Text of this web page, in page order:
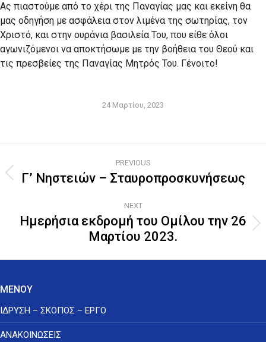
Ας πιαστούμε από το χέρι της Παναγίας μας και εκείνη θα
μας οδηγήση με ασφάλεια στον λιμένα της σωτηρίας, τον
Χριστό, και στην ουράνια βασιλεία Του, που είθε όλοι
αγωνιζόμενοι να αποκτήσωμε με την βοήθεια του Θεού και
τις πρεσβείες της Παναγίας Μητρός Του. Γένοιτο!
24 Μαρτίου, 2023
navigation
PREVIOUS
Previous
Γ’ Νηστειών – Σταυροπροσκυνήσεως
NEXT
Next
post:
Ημερήσια εκδρομή του Ομίλου την 26
Μαρτίου 2023.
ΜΕΝΟΥ
ΙΔΡΥΣΗ – ΣΚΟΠΟΣ – ΕΡΓΟ
ΑΝΑΚΟΙΝΩΣΕΙΣ